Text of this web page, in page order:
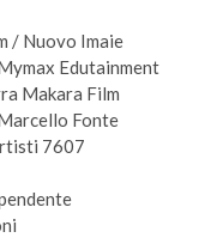
/ Nuovo Imaie
Edutainment
Makara Film
Fonte
7607